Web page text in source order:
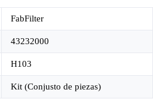
FabFilter
43232000
H103
Kit (Conjusto de piezas)